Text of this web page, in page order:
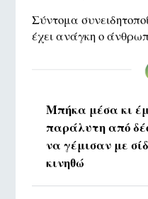
Σύντομα
έχει ανάγκη ο
Μπήκα μέσα κι
παράλυτη από
να γέμισαν με
κινηθώ